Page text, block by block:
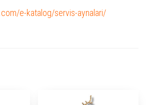
e-katalog/servis-aynalari/